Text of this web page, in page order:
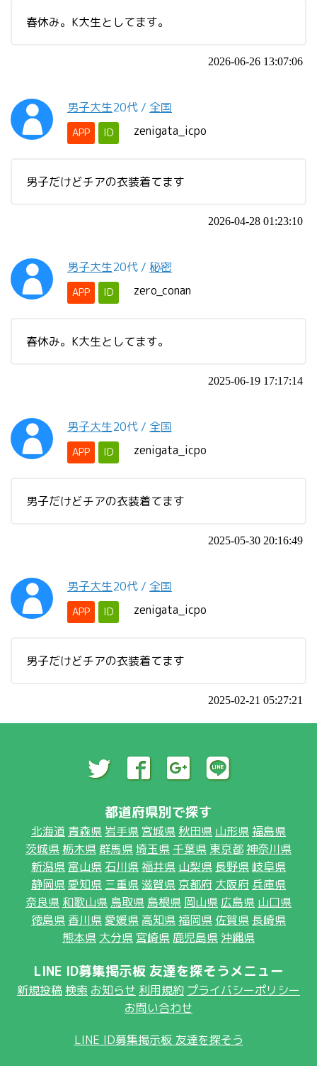
春休み。K大生としてます。
2026-06-26 13:07:06
男子大生20代 / 全国
APP ID zenigata_icpo
男子だけどチアの衣装着てます
2026-04-28 01:23:10
男子大生20代 / 秘密
APP ID zero_conan
春休み。K大生としてます。
2025-06-19 17:17:14
男子大生20代 / 全国
APP ID zenigata_icpo
男子だけどチアの衣装着てます
2025-05-30 20:16:49
男子大生20代 / 全国
APP ID zenigata_icpo
男子だけどチアの衣装着てます
2025-02-21 05:27:21
都道府県別で探す
北海道 青森県 岩手県 宮城県 秋田県 山形県福島県
茨城県 栃木県群馬県埼玉県 千葉県 東京都神奈川県
新潟県 富山県 石川県福井県 山梨県 長野県 岐阜県
静岡県愛知県 三重県滋賀県 京都府 大阪府 兵庫県
奈良県 和歌山県 鳥取県 島根県 岡山県 広島県 山口県
徳島県 香川県愛媛県 高知県福岡県 佐賀県 長崎県
熊本県 大分県 宮崎県 鹿児島県 沖縄県
LINE ID募集掲示板 友達を探そうメニュー
新規投稿 検索 お知らせ 利用規約 プライバシーポリシー
お問い合わせ
LINE ID募集掲示板 友達を探そう